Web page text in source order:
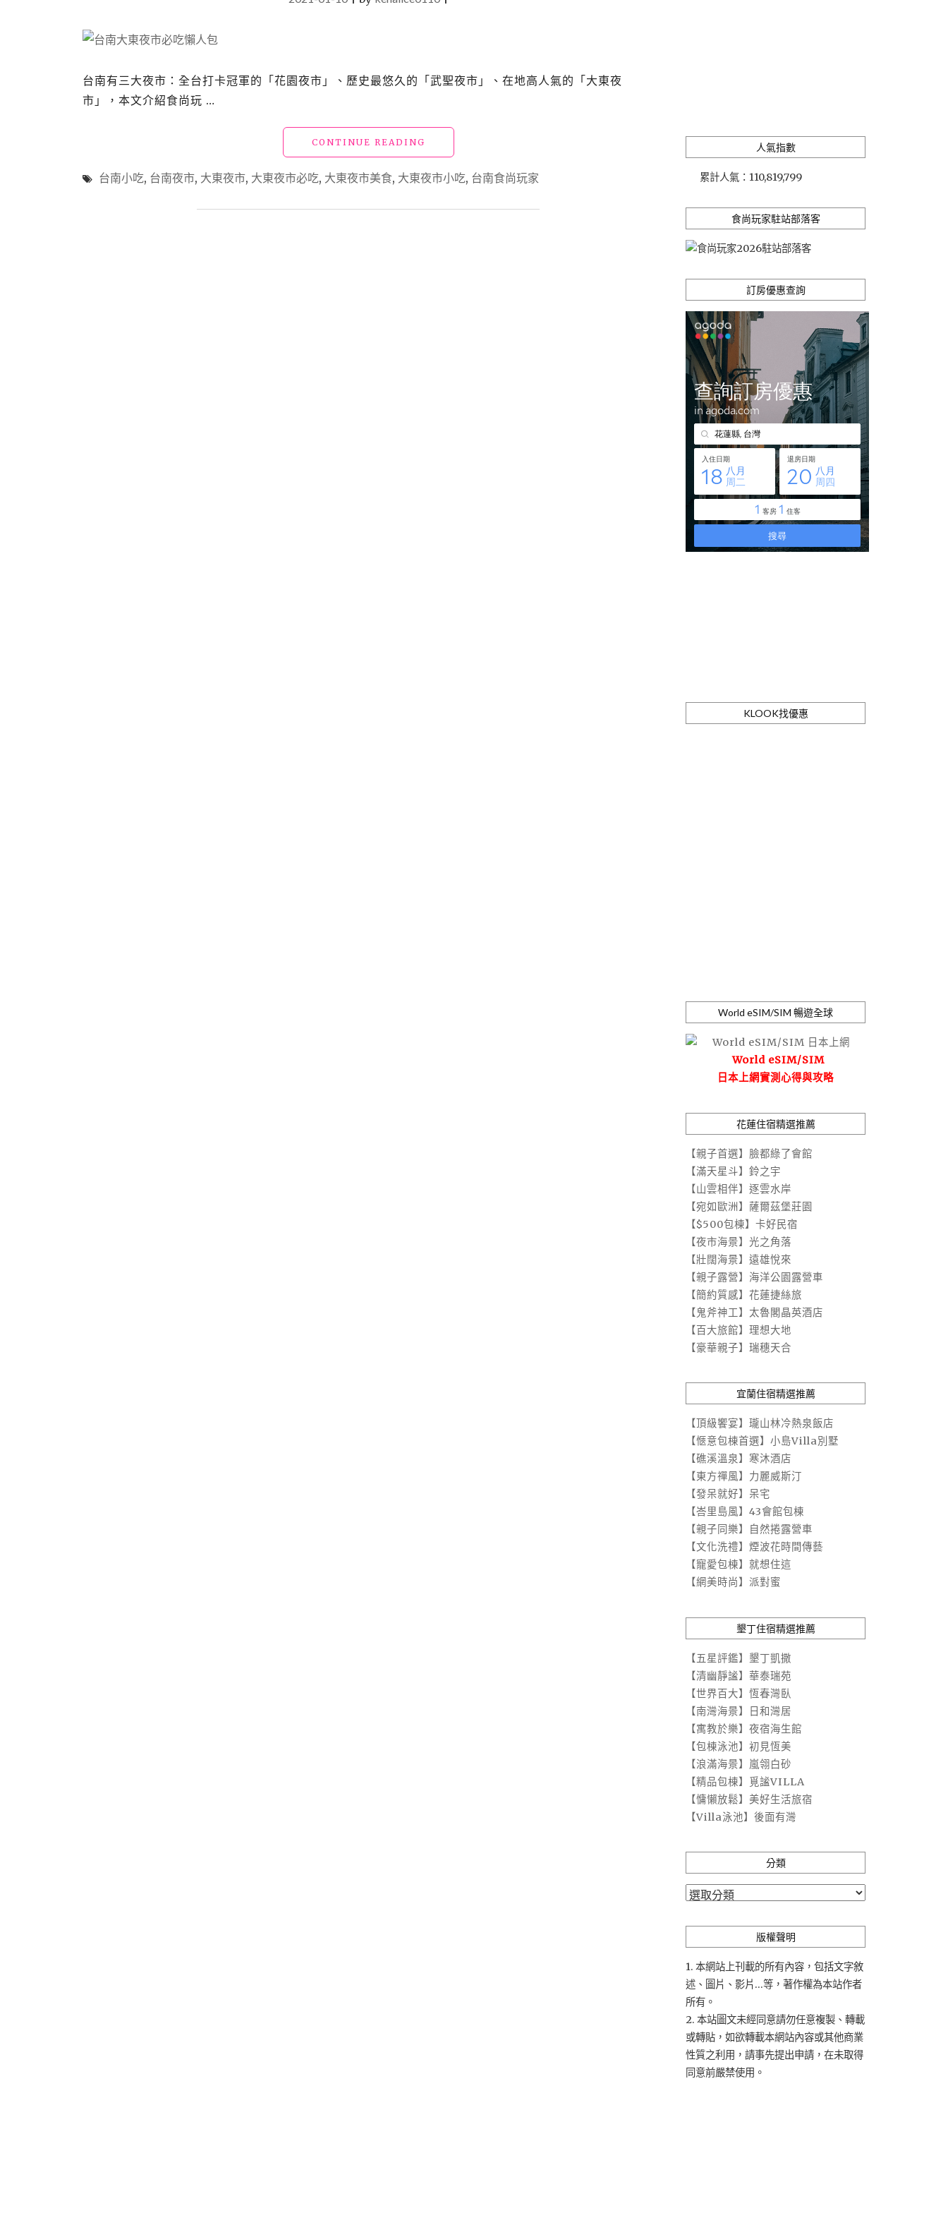
台南有三大夜市：全台打卡冠軍的「花園夜市」、歷史最悠久的「武聖夜市」、在地高人氣的「大東夜
市」，本文介紹食尚玩 …
CONTINUE READING
南
美
食
台南小吃, 台南夜市, 大東夜市, 大東夜市必吃, 大東夜市美食, 大東夜市小吃, 台南食尚玩家
人氣指數
累計人氣： 110,819,799
食尚玩家駐站部落客
訂房優惠查詢
KLOOK找優惠
World eSIM/SIM 暢遊全球
World eSIM/SIM
日本上網實測心得與攻略
花蓮住宿精選推薦
【親子首選】臉都綠了會館
【滿天星斗】鈴之宇
【山雲相伴】逐雲水岸
【宛如歐洲】薩爾茲堡莊園
【$500包棟】卡好民宿
【夜市海景】光之角落
【壯闊海景】遠雄悅來
【親子露營】海洋公園露營車
【簡約質感】花蓮捷絲旅
【鬼斧神工】太魯閣晶英酒店
【百大旅館】理想大地
【豪華親子】瑞穗天合
宜蘭住宿精選推薦
【頂級饗宴】瓏山林冷熱泉飯店
【愜意包棟首選】小島Villa別墅
【礁溪溫泉】寒沐酒店
【東方禪風】力麗威斯汀
【發呆就好】呆宅
【峇里島風】43會館包棟
【親子同樂】自然捲露營車
【文化洗禮】煙波花時間傳藝
【寵愛包棟】就想住這
【網美時尚】派對蜜
墾丁住宿精選推薦
【五星評鑑】墾丁凱撒
【清幽靜謐】華泰瑞苑
【世界百大】恆春灣臥
【南灣海景】日和灣居
【寓教於樂】夜宿海生館
【包棟泳池】初見恆美
【浪滿海景】嵐翎白砂
【精品包棟】覓謐VILLA
【慵懶放鬆】美好生活旅宿
【Villa泳池】後面有灣
分類
分
版權聲明
1. 本網站上刊載的所有內容，包括文字敘
述、圖片、影片...等，著作權為本站作者
所有。
2. 本站圖文未經同意請勿任意複製、轉載
或轉貼，如欲轉載本網站內容或其他商業
性質之利用，請事先提出申請，在未取得
同意前嚴禁使用。